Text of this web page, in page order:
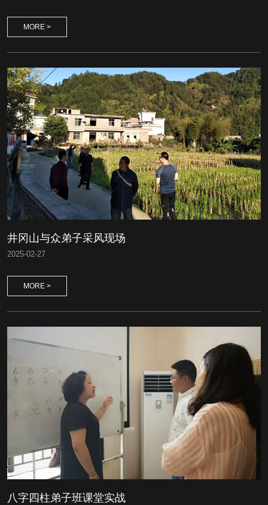
MORE >
井冈山与众弟子采风现场
2025-02-27
MORE >
八字四柱弟子班课堂实战